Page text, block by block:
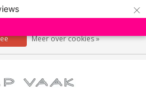
×
te verbeteren. Is dat akkoord?
Meer over cookies »